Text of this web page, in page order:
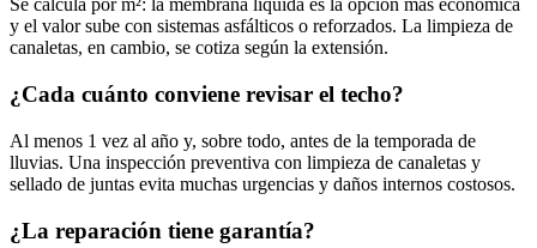
Se calcula por m²: la membrana líquida es la opción más económica
y el valor sube con sistemas asfálticos o reforzados. La limpieza de
canaletas, en cambio, se cotiza según la extensión.
¿Cada cuánto conviene revisar el techo?
Al menos 1 vez al año y, sobre todo, antes de la temporada de
lluvias. Una inspección preventiva con limpieza de canaletas y
sellado de juntas evita muchas urgencias y daños internos costosos.
¿La reparación tiene garantía?